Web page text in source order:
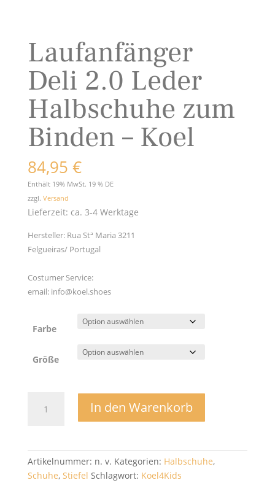
Laufanfänger
Deli 2.0 Leder
Halbschuhe zum
Binden – Koel
84,95 €
Enthält 19% MwSt. 19 % DE
zzgl. Versand
Lieferzeit: ca. 3-4 Werktage
Hersteller: Rua Stª Maria 3211
Felgueiras/ Portugal
Costumer Service:
email: info@koel.shoes
Farbe
Größe
Halbschuhe
zum
In den Warenkorb
Artikelnummer: n. v. Kategorien: Halbschuhe,
Schuhe, Stiefel Schlagwort: Koel4Kids